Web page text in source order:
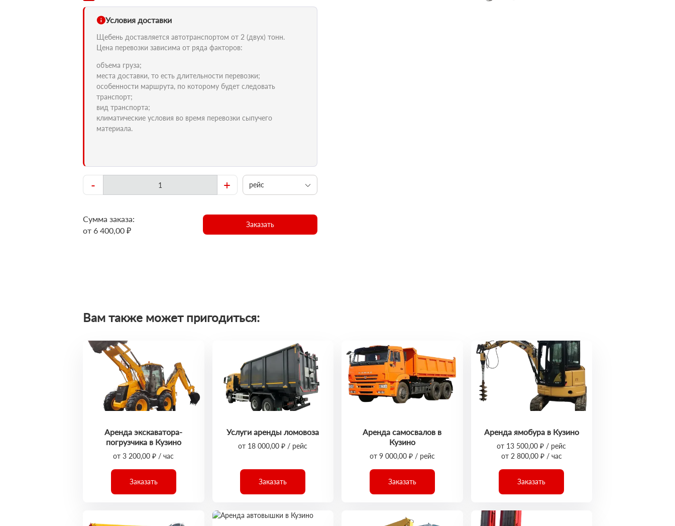
Условия доставки
Щебень доставляется автотранспортом от 2 (двух) тонн.
Цена перевозки зависима от ряда факторов:
объема груза;
места доставки, то есть длительности перевозки;
особенности маршрута, по которому будет следовать
транспорт;
вид транспорта;
климатические условия во время перевозки сыпучего
материала.
- + рейс
Сумма заказа:
от 6 400,00 ₽
Заказать
Вам также может пригодиться:
Аренда экскаватора-
погрузчика в Кузино
от 3 200,00 ₽ / час
Заказать
Услуги аренды ломовоза
от 18 000,00 ₽ / рейс
Заказать
Аренда самосвалов в
Кузино
от 9 000,00 ₽ / рейс
Заказать
Аренда ямобура в Кузино
от 13 500,00 ₽ / рейс
от 2 800,00 ₽ / час
Заказать